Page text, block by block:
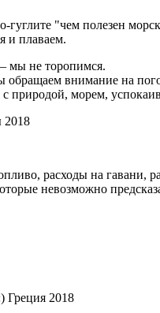
"чем полезен
и плаваем.
мы не торопимся.
внимание на
природой, морем,
расходы на гавани,
невозможно